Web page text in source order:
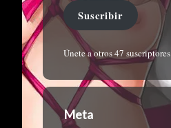
Suscribir
Únete a otros 47 suscriptores
Meta